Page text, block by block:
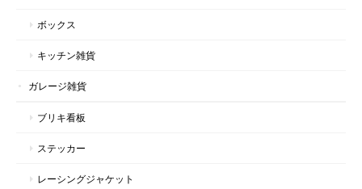
ボックス
キッチン雑貨
ガレージ雑貨
ブリキ看板
ステッカー
レーシングジャケット